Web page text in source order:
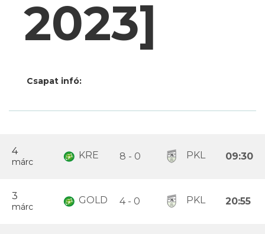
2023]
Csapat infó:
4
márc
KRE 8 - 0 PKL 09:30
3
márc
GOLD 4 - 0 PKL 20:55